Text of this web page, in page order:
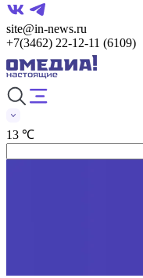
site@in-news.ru
+7(3462) 22-12-11 (6109)
13 ℃